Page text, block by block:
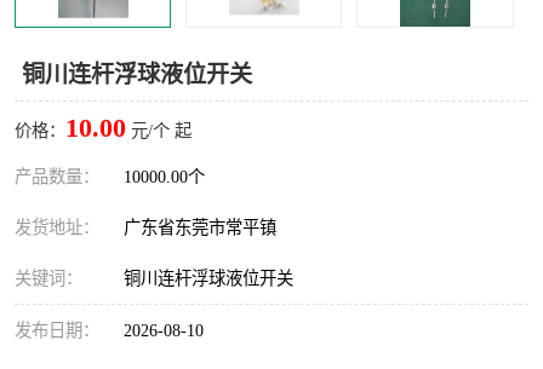
铜川连杆浮球液位开关
价格： 10.00 元/个 起
产品数量： 10000.00个
发货地址： 广东省东莞市常平镇
关键词： 铜川连杆浮球液位开关
发布日期： 2026-08-10